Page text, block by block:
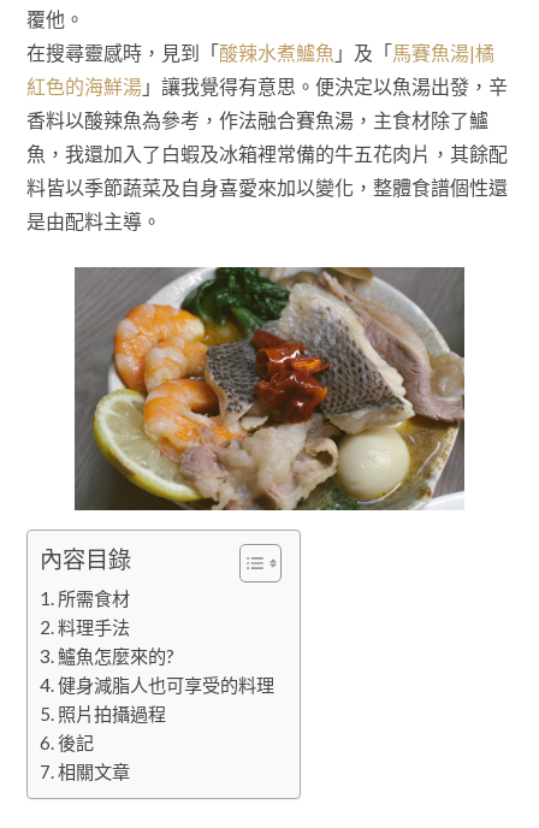
覆他。
在搜尋靈感時，見到「酸辣水煮鱸魚 」及「馬賽魚湯|橘
紅色的海鮮湯」讓我覺得有意思。便決定以魚湯出發，辛
香料以酸辣魚為參考，作法融合賽魚湯，主食材除了鱸
魚，我還加入了白蝦及冰箱裡常備的牛五花肉片，其餘配
料皆以季節蔬菜及自身喜愛來加以變化，整體食譜個性還
是由配料主導。
內容目錄
所需食材
料理手法
鱸魚怎麼來的?
健身減脂人也可享受的料理
照片拍攝過程
後記
相關文章